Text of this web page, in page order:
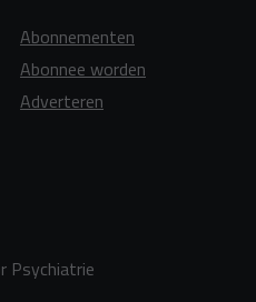
Abonnementen
Abonnee worden
Adverteren
Psychiatrie